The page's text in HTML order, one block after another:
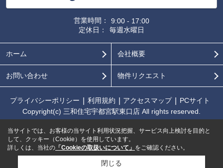
営業時間：
9:00 - 17:00
定休日：
毎週水曜日
ホーム 会社概要
お問い合わせ 物件リクエスト
プライバシーポリシー 利用規約 アクセスマップ
PCサイト
Copyright(c) 三和住宅宇都宮駅東口店 All rights reserved.
当サイトでは、お客様の当サイト利用状況把握、サービス向上検討を目的と
して、クッキー（Cookie）を使用しています。
詳しくは、当社の 「Cookieの取扱いについて」 をご確認ください。
閉じる